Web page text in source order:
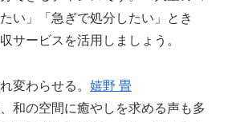
い」「急ぎで処分したい」とき
サービスを活用しましょう。
変わらせる。 嬉野 畳
和の空間に癒やしを求める声も多